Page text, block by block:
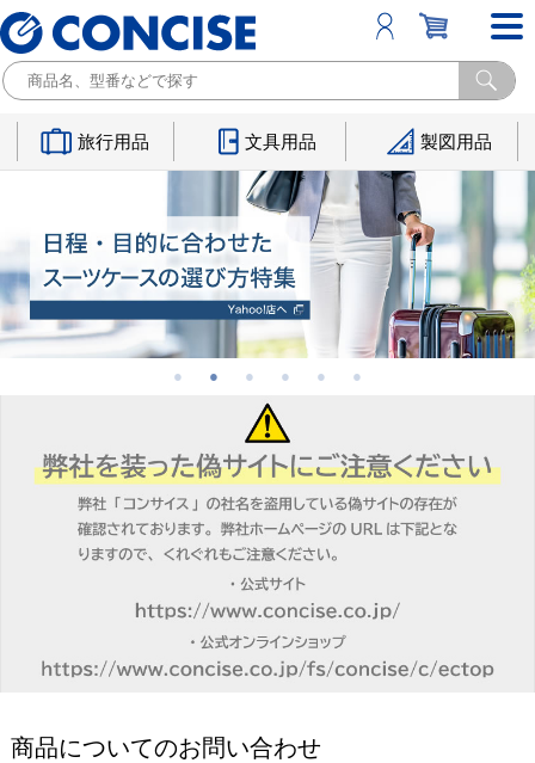
旅行用品 文具用品 製図用品
商品についてのお問い合わせ